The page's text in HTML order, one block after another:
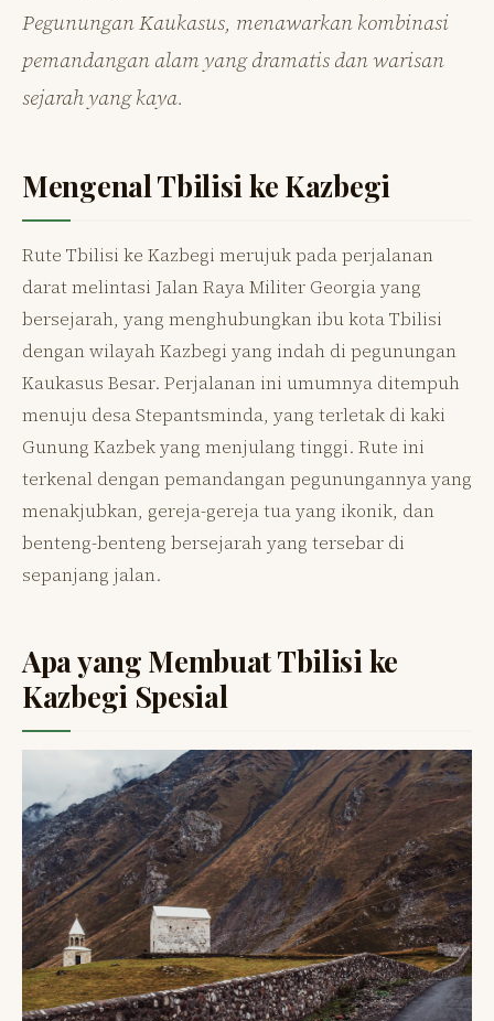
Pegunungan Kaukasus, menawarkan kombinasi
pemandangan alam yang dramatis dan warisan
sejarah yang kaya.
Mengenal Tbilisi ke Kazbegi
Rute Tbilisi ke Kazbegi merujuk pada perjalanan
darat melintasi Jalan Raya Militer Georgia yang
bersejarah, yang menghubungkan ibu kota Tbilisi
dengan wilayah Kazbegi yang indah di pegunungan
Kaukasus Besar. Perjalanan ini umumnya ditempuh
menuju desa Stepantsminda, yang terletak di kaki
Gunung Kazbek yang menjulang tinggi. Rute ini
terkenal dengan pemandangan pegunungannya yang
menakjubkan, gereja-gereja tua yang ikonik, dan
benteng-benteng bersejarah yang tersebar di
sepanjang jalan.
Apa yang Membuat Tbilisi ke
Kazbegi Spesial